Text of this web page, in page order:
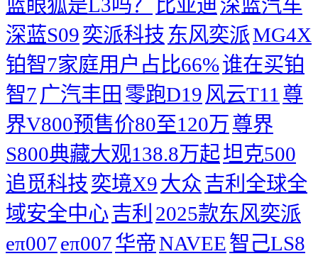
蓝眼狐是L3吗？
比亚迪 深蓝汽车
深蓝S09奕派科技 东风奕派MG4X
铂智7家庭用户占比66%谁在买铂
智7 广汽丰田 零跑D19 风云T11 尊
界V800预售价80至120万尊界
S800典藏大观138.8万起坦克500
追觅科技奕境X9大众吉利全球全
域安全中心吉利 2025款东风奕派
eπ007eπ007华帝NAVEE智己LS8